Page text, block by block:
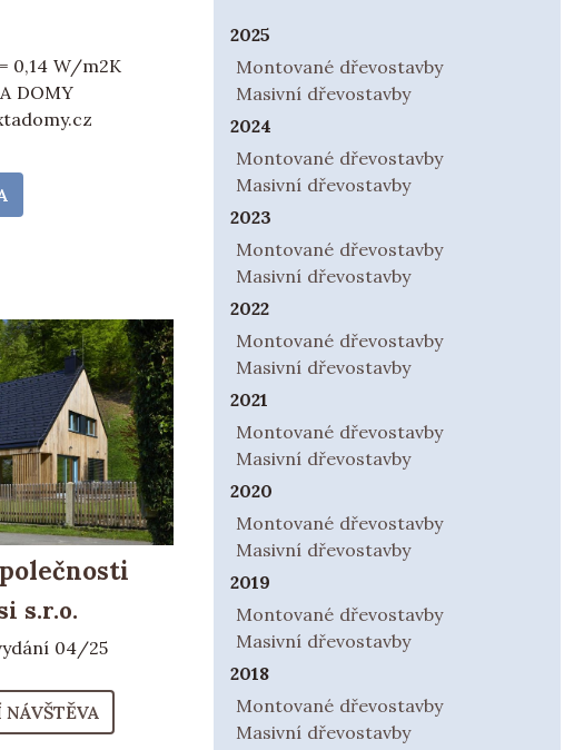
0,14 W/m2K
DOMY
s.r.o.
04/25
2025
Montované dřevostavby
Masivní dřevostavby
2024
Montované dřevostavby
Masivní dřevostavby
2023
Montované dřevostavby
Masivní dřevostavby
2022
Montované dřevostavby
Masivní dřevostavby
2021
Montované dřevostavby
Masivní dřevostavby
2020
Montované dřevostavby
Masivní dřevostavby
2019
Montované dřevostavby
Masivní dřevostavby
2018
Montované dřevostavby
Masivní dřevostavby